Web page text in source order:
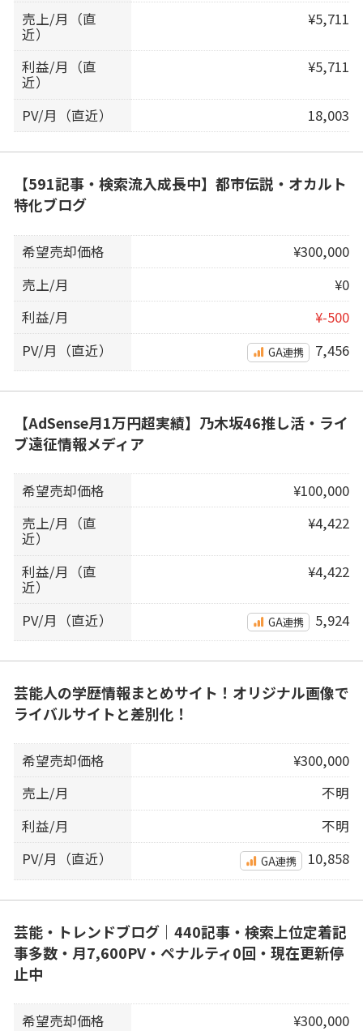
売上/月（直
近）
¥5,711
利益/月（直
近）
¥5,711
PV/月（直近） 18,003
【591記事・検索流入成長中】都市伝説・オカルト
特化ブログ
希望売却価格
¥300,000
売上/月
¥0
利益/月
¥-500
PV/月（直近）
GA連携 7,456
【AdSense月1万円超実績】乃木坂46推し活・ライ
ブ遠征情報メディア
希望売却価格
¥100,000
売上/月（直
近）
¥4,422
利益/月（直
近）
¥4,422
PV/月（直近） GA連携 5,924
芸能人の学歴情報まとめサイト！オリジナル画像で
ライバルサイトと差別化！
希望売却価格
¥300,000
売上/月
不明
利益/月
不明
PV/月（直近）
GA連携 10,858
芸能・トレンドブログ｜440記事・検索上位定着記
事多数・月7,600PV・ペナルティ0回・現在更新停
止中
希望売却価格
¥300,000